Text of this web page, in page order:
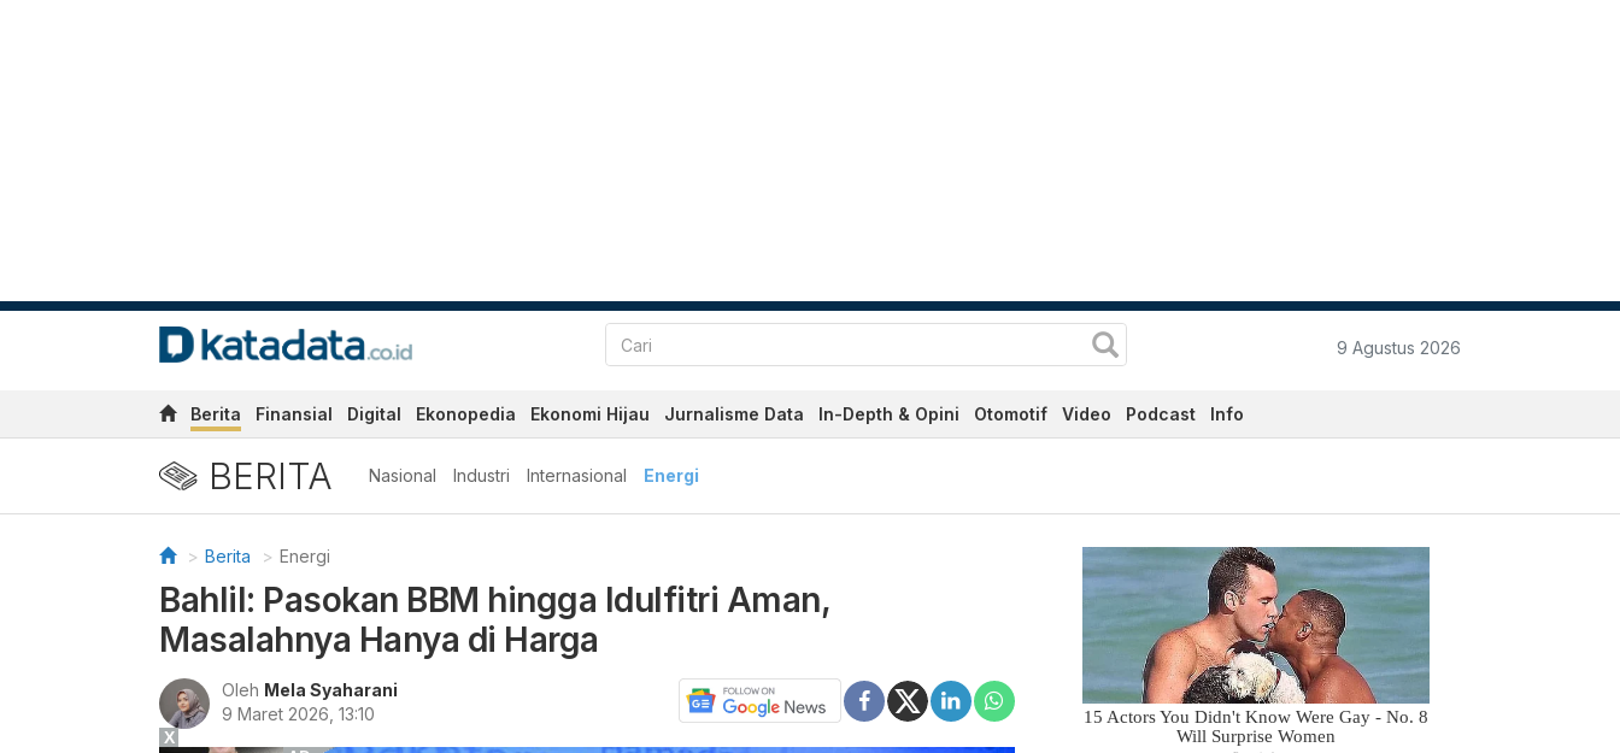
9 Agustus 2026
Berita Finansial Digital Ekonopedia Ekonomi Hijau Jurnalisme Data In-Depth & Opini Otomotif Video Podcast Info
BERITA Nasional Industri Internasional Energi
Berita Energi
Bahlil: Pasokan BBM hingga Idulfitri Aman,
Masalahnya Hanya di Harga
Oleh Mela Syaharani
9 Maret 2026, 13:10
X